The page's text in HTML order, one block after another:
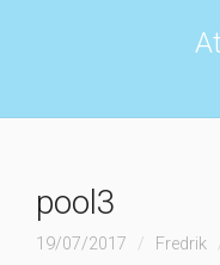
pool3
19/07/2017 Fredrik